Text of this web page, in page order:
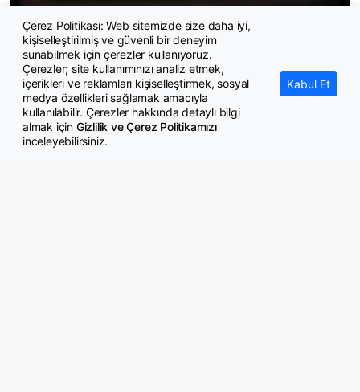
Otoda fiyatlar çakıldı, krediler kapandı, müşteri galerilerden elini
çekti!
Çerez Politikası: Web sitemizde size daha iyi,
kişiselleştirilmiş ve güvenli bir deneyim
sunabilmek için çerezler kullanıyoruz.
Çerezler; site kullanımınızı analiz etmek,
içerikleri ve reklamları kişiselleştirmek, sosyal
medya özellikleri sağlamak amacıyla
kullanılabilir. Çerezler hakkında detaylı bilgi
almak için Gizlilik ve Çerez Politikamızı
inceleyebilirsiniz.
Kabul Et